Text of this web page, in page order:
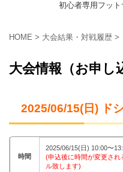
初心者専用フット
HOME > 大会結果・対戦履歴 >
大会情報（お申し
2025/06/15(日) ド
時間
2025/06/15(日) 10:00〜
(申込後に時間が変更され
ル致します)